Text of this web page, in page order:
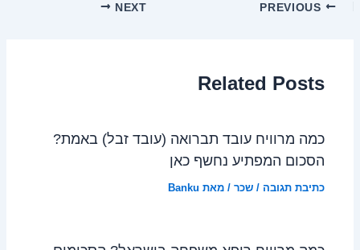
NEXT
Related Posts
כמה מרוויח עובד תברואה (עובד זבל) באמת?
הסכום המפתיע נחשף כאן
כתיבת תגובה /שכר / מאת Banku